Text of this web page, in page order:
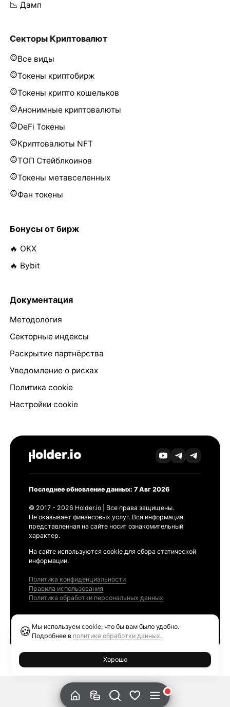
📉 Дамп
Секторы Криптовалют
Все виды
Токены криптобирж
Токены крипто кошельков
Анонимные криптовалюты
DeFi Токены
Криптовалюты NFT
ТОП Стейблкоинов
Токены метавселенных
Фан токены
Бонусы от бирж
🔥 OKX
🔥 Bybit
Документация
Методология
Секторные индексы
Раскрытие партнёрства
Уведомление о рисках
Политика cookie
Настройки cookie
Последнее обновление данных: 7 Авг 2026
© 2017 - 2026 Holder.io | Все права защищены.
Не оказывает финансовых услуг. Вся информация
представленная на сайте носит ознакомительный
характер.
На сайте используются cookie для сбора статической
информации.
Политика конфиденциальности
Правила использования
Политика обработки персональных данных
🍪 Мы используем cookie, что бы вам было удобно.
Подробнее в политике обработки данных.
Хорошо
Ethereum GAS Tracker